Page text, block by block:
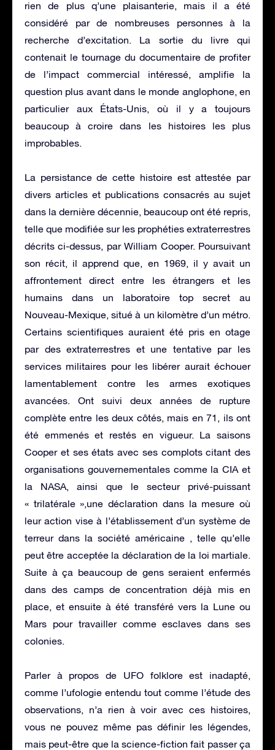
rien de plus q’une plaisanterie, mais il a été
considéré par de nombreuses personnes à la
recherche d’excitation. La sortie du livre qui
contenait le tournage du documentaire de profiter
de l’impact commercial intéressé, amplifie la
question plus avant dans le monde anglophone, en
particulier aux États-Unis, où il y a toujours
beaucoup à croire dans les histoires les plus
improbables.
La persistance de cette histoire est attestée par
divers articles et publications consacrés au sujet
dans la dernière décennie, beaucoup ont été repris,
telle que modifiée sur les prophéties extraterrestres
décrits ci-dessus, par William Cooper. Poursuivant
son récit, il apprend que, en 1969, il y avait un
affrontement direct entre les étrangers et les
humains dans un laboratoire top secret au
Nouveau-Mexique, situé à un kilomètre d’un métro.
Certains scientifiques auraient été pris en otage
par des extraterrestres et une tentative par les
services militaires pour les libérer aurait échouer
lamentablement contre les armes exotiques
avancées. Ont suivi deux années de rupture
complète entre les deux côtés, mais en 71, ils ont
été emmenés et restés en vigueur. La saisons
Cooper et ses états avec ses complots citant des
organisations gouvernementales comme la CIA et
la NASA, ainsi que le secteur privé-puissant
« trilatérale »,une déclaration dans la mesure où
leur action vise à l’établissement d’un système de
terreur dans la société américaine , telle qu’elle
peut être acceptée la déclaration de la loi martiale.
Suite à ça beaucoup de gens seraient enfermés
dans des camps de concentration déjà mis en
place, et ensuite à été transféré vers la Lune ou
Mars pour travailler comme esclaves dans ses
colonies.
Parler à propos de UFO folklore est inadapté,
comme l’ufologie entendu tout comme l’étude des
observations, n’a rien à voir avec ces histoires,
vous ne pouvez même pas définir les légendes,
mais peut-être que la science-fiction fait passer ça